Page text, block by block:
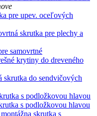
pre upev. oceľových
skrutka pre plechy a
samovrtné
krytiny do dreveného
skrutka do sendvičových
s podložkovou hlavou
s podložkovou hlavou
skrutka s